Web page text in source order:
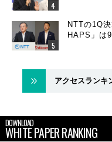
NTTの1Q
HAPS」は
アクセスランキ
DOWNLOAD
WHITE PAPER RANKING